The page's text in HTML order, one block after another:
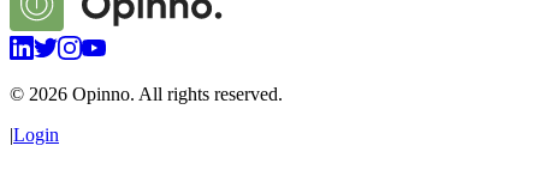
© 2026 Opinno. All rights reserved.
|Login